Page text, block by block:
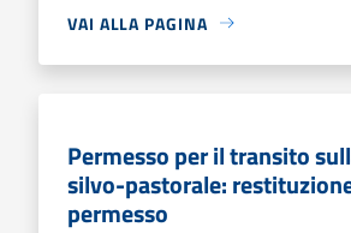
VAI ALLA PAGINA
Permesso per il transito
silvo-pastorale:
permesso